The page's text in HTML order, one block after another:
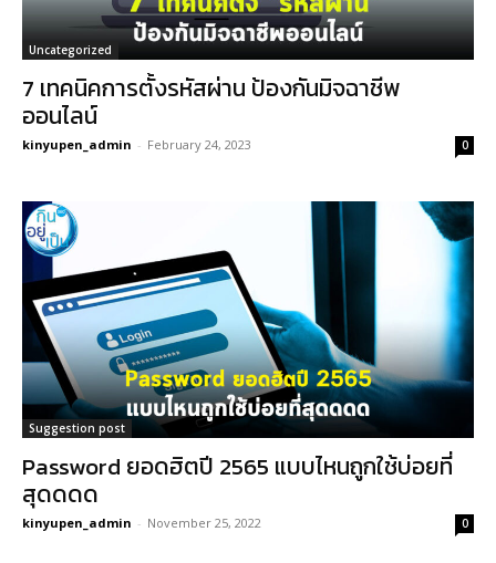
Uncategorized
7 เทคนิคการตั้งรหัสผ่าน ป้องกันมิจฉาชีพ
ออนไลน์
kinyupen_admin - February 24, 2023 0
Suggestion post
Password ยอดฮิตปี 2565 แบบไหนถูกใช้บ่อยที่
สุดดดด
kinyupen_admin - November 25, 2022 0